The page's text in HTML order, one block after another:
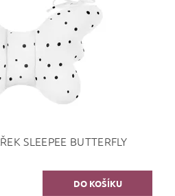
SLEEPEE BUTTERFLY